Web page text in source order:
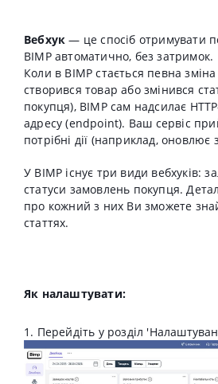
Вебхук — це спосіб отримувати
BIMP автоматично, без затримок.
Коли в BIMP стається певна
створився товар або змінився
покупця), BIMP сам надсилає
адресу (endpoint). Ваш сервіс
потрібні дії (наприклад, оновлює
У BIMP існує три види вебхуків:
статуси замовлень покупця.
про кожний з них Ви зможете
статтях.
Як налаштувати:
1. Перейдіть у розділ